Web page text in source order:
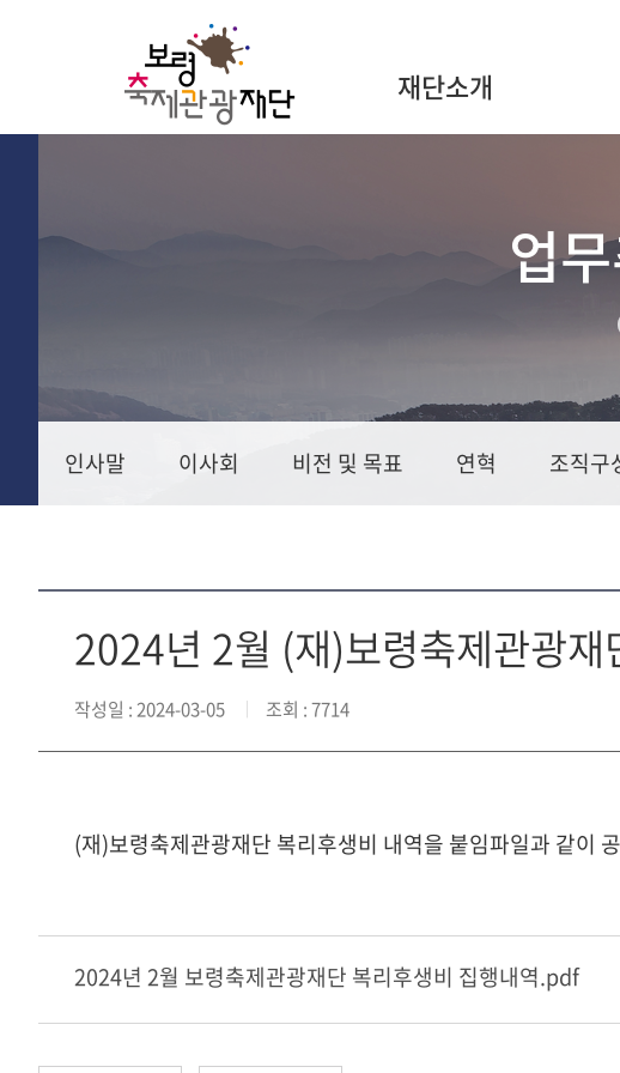
재단소개
업
인사말 이사회 비전 및 목표 연혁 조직구
2024년 2월 (재)보령축제관광재
작성일 : 2024-03-05 조회 : 7714
(재)보령축제관광재단 복리후생비 내역을 붙임파일과 같이
2024년 2월 보령축제관광재단 복리후생비 집행내역.pdf